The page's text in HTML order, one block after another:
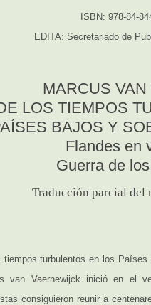
ISBN: 978-84-
EDITA: Secretariado de
MARCUS
LOS TIEMPOS
BAJOS Y
Flandes en
Guerra de
Traducción parcial del
tiempos turbulentos en los
van Vaernewijck inició en el
consiguieron reunir a